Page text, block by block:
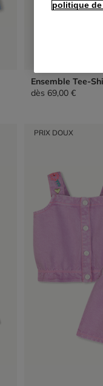
Ensemble Tee-
dès 69,00 €
PRIX DOUX
politique